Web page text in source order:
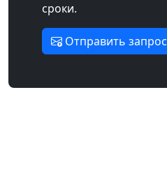
сроки.
Отправить запрос